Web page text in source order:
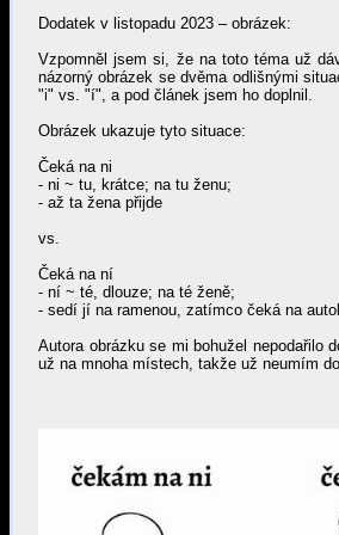
Dodatek v listopadu 2023 – obrázek:
Vzpomněl jsem si, že na toto téma už
názorný obrázek se dvěma odlišnými
"i" vs. "í", a pod článek jsem ho doplnil.
Obrázek ukazuje tyto situace:
Čeká na ni
- ni ~ tu, krátce; na tu ženu;
- až ta žena přijde
vs.
Čeká na ní
- ní ~ té, dlouze; na té ženě;
- sedí jí na ramenou, zatímco čeká na
Autora obrázku se mi bohužel nepodařilo
už na mnoha místech, takže už neumím